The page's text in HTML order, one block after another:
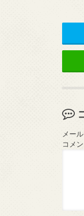
メー
コメン